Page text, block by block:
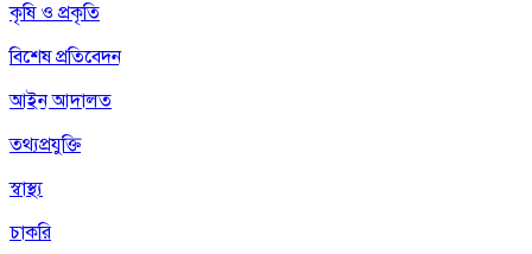
কৃষি ও প্রকৃতি
বিশেষ প্রতিবেদন
আইন আদালত
তথ্যপ্রযুক্তি
স্বাস্থ্য
চাকরি